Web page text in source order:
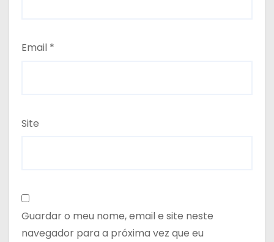
Email *
Site
Guardar o meu nome, email e site neste
navegador para a próxima vez que eu